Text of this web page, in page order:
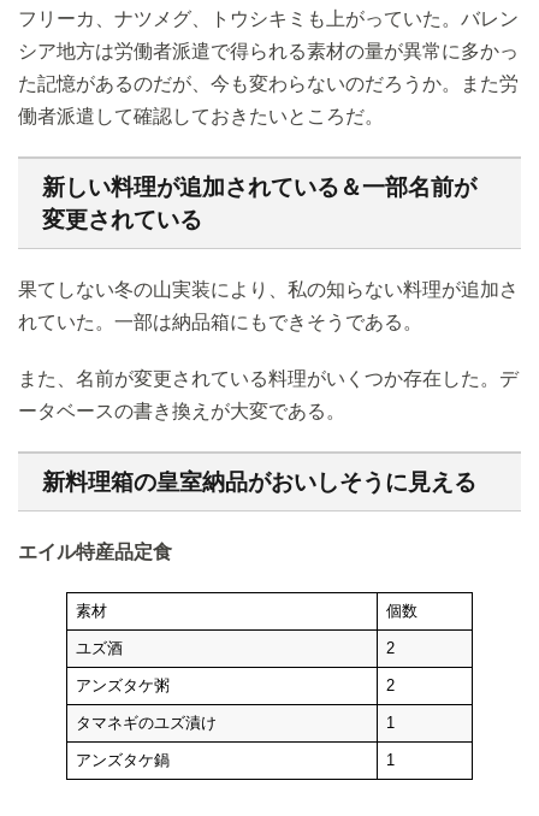
フリーカ、ナツメグ、トウシキミも上がっていた。バレン
シア地方は労働者派遣で得られる素材の量が異常に多かっ
た記憶があるのだが、今も変わらないのだろうか。また労
働者派遣して確認しておきたいところだ。
新しい料理が追加されている＆一部名前が
変更されている
果てしない冬の山実装により、私の知らない料理が追加さ
れていた。一部は納品箱にもできそうである。
また、名前が変更されている料理がいくつか存在した。デ
ータベースの書き換えが大変である。
新料理箱の皇室納品がおいしそうに見える
エイル特産品定食
素材 個数
ユズ酒 2
アンズタケ粥 2
タマネギのユズ漬け 1
アンズタケ鍋 1